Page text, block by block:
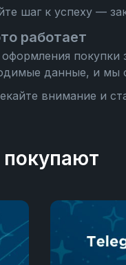
шаг к успеху —
работает
покупки
данные, и мы
внимание и